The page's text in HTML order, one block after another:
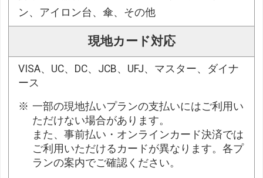
ン、アイロン台、傘、その他
現地カード対応
VISA、UC、DC、JCB、UFJ、マスター、ダイナ
ース
一部の現地払いプランの支払いにはご利用い
ただけない場合があります。
また、事前払い・オンラインカード決済では
ご利用いただけるカードが異なります。各プ
ランの案内でご確認ください。